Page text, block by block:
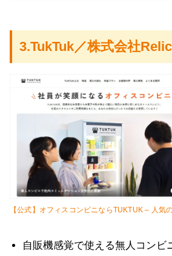
3.TukTuk／株式会社Relic
【公式】オフィスコンビニならTUKTUK – 人気
自販機感覚で使える無人コンビ